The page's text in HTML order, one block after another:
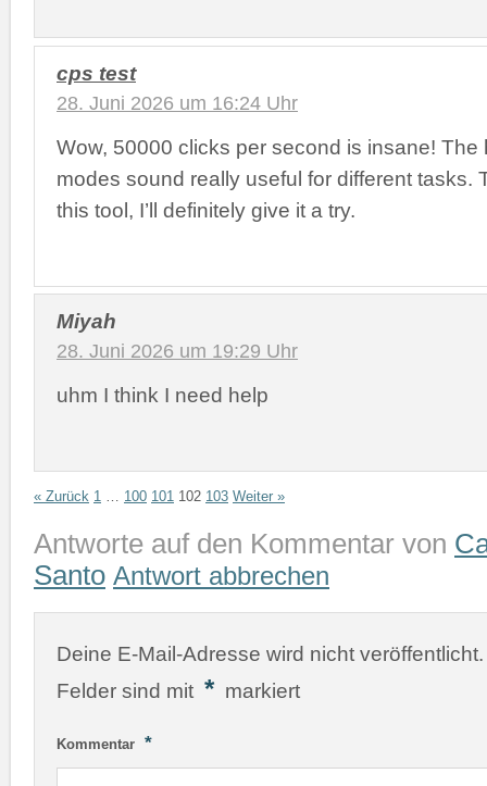
cps test
28. Juni 2026 um 16:24 Uhr
Wow, 50000 clicks per second is insane! The
modes sound really useful for different tasks.
this tool, I’ll definitely give it a try.
Miyah
28. Juni 2026 um 19:29 Uhr
uhm I think I need help
« Zurück 1 … 100 101 102 103 Weiter »
Antworte auf den Kommentar von
Santo Antwort abbrechen
Deine E-Mail-Adresse wird nicht veröffentlicht.
Felder sind mit * markiert
Kommentar *